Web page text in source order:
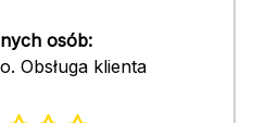
osób:
Obsługa klienta